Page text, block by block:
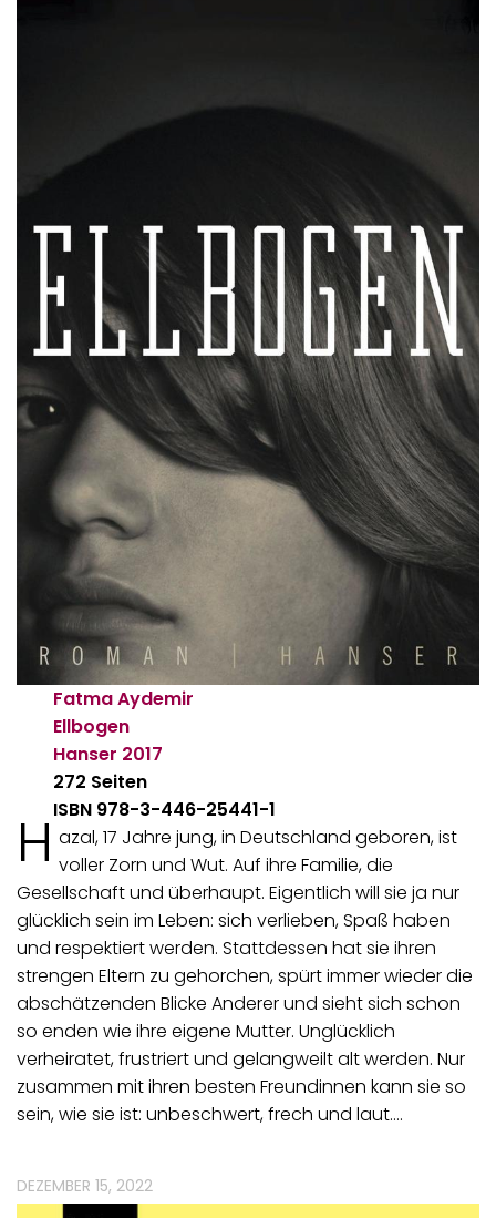
Fatma Aydemir
Ellbogen
Hanser 2017
272 Seiten
ISBN 978-3-446-25441-1
H azal, 17 Jahre jung, in Deutschland geboren, ist
voller Zorn und Wut. Auf ihre Familie, die
Gesellschaft und überhaupt. Eigentlich will sie ja nur
glücklich sein im Leben: sich verlieben, Spaß haben
und respektiert werden. Stattdessen hat sie ihren
strengen Eltern zu gehorchen, spürt immer wieder die
abschätzenden Blicke Anderer und sieht sich schon
so enden wie ihre eigene Mutter. Unglücklich
verheiratet, frustriert und gelangweilt alt werden. Nur
zusammen mit ihren besten Freundinnen kann sie so
sein, wie sie ist: unbeschwert, frech und laut.…
DEZEMBER 15, 2022